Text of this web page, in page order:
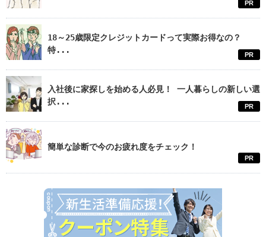
PR
18～25歳限定クレジットカードって実際お得なの？
特...
PR
入社後に家探しを始める人必見！ 一人暮らしの新しい選
択...
PR
簡単な診断で今のお疲れ度をチェック！
PR